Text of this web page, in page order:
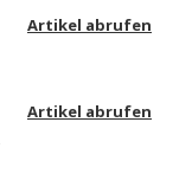
Artikel abrufen
Artikel abrufen